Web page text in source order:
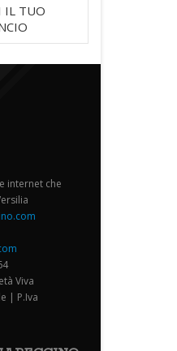
IL TUO
internet che
Viva
| P.Iva